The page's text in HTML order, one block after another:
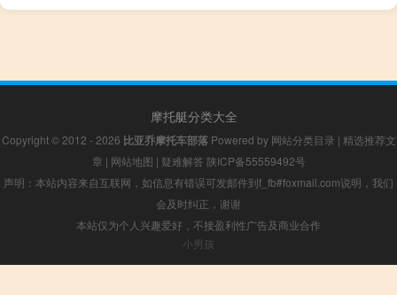
摩托艇分类大全
Copyright © 2012 - 2026 比亚乔摩托车部落Powered by 网站分类目录 | 精选推荐文
章 | 网站地图 | 疑难解答 陕ICP备55559492号
声明：本站内容来自互联网，如信息有错误可发邮件到f_fb#foxmail.com说明，我们
会及时纠正，谢谢
本站仅为个人兴趣爱好，不接盈利性广告及商业合作
小男孩